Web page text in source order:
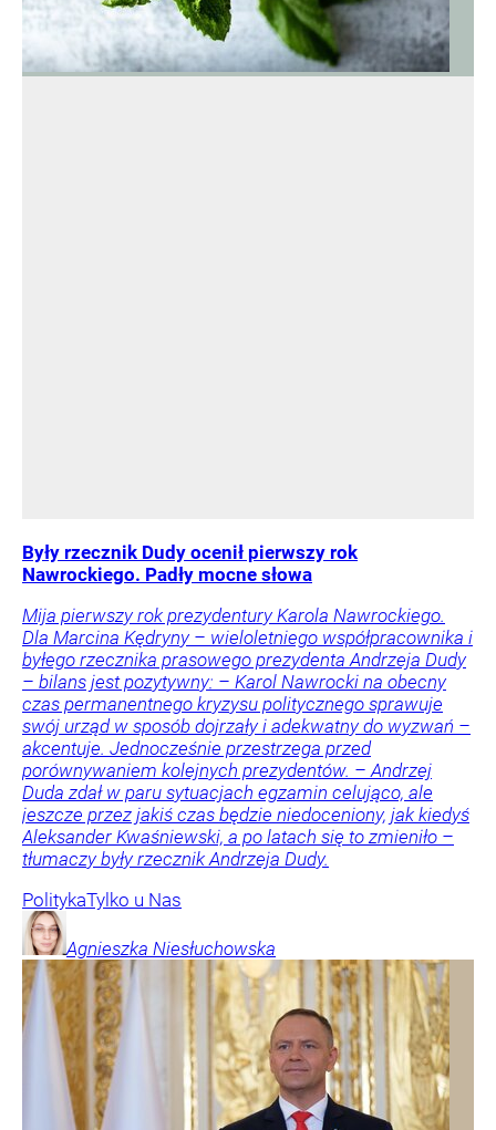
Były rzecznik Dudy ocenił pierwszy rok
Nawrockiego. Padły mocne słowa
Mija pierwszy rok prezydentury Karola Nawrockiego.
Dla Marcina Kędryny – wieloletniego współpracownika i
byłego rzecznika prasowego prezydenta Andrzeja Dudy
– bilans jest pozytywny: – Karol Nawrocki na obecny
czas permanentnego kryzysu politycznego sprawuje
swój urząd w sposób dojrzały i adekwatny do wyzwań –
akcentuje. Jednocześnie przestrzega przed
porównywaniem kolejnych prezydentów. – Andrzej
Duda zdał w paru sytuacjach egzamin celująco, ale
jeszcze przez jakiś czas będzie niedoceniony, jak kiedyś
Aleksander Kwaśniewski, a po latach się to zmieniło –
tłumaczy były rzecznik Andrzeja Dudy.
PolitykaTylko u Nas
Agnieszka Niesłuchowska